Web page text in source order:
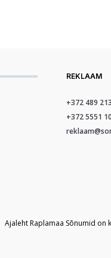
REKLAAM
+372 489
+372 5551
Ajaleht Raplamaa Sõnumid